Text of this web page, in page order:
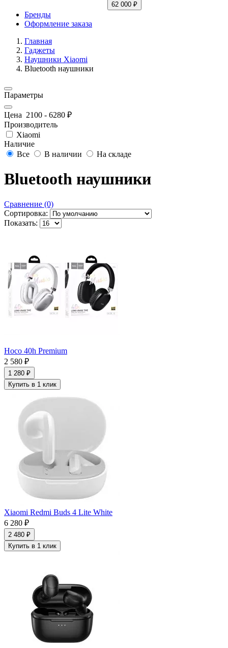
62 000 ₽
Бренды
Оформление заказа
Главная
Гаджеты
Наушники Xiaomi
Bluetooth наушники
Параметры
Цена 2100 - 6280 ₽
Производитель
Xiaomi
Наличие
Все
В наличии На складе
Bluetooth наушники
Сравнение (0)
Сортировка:
Показать:
Hoco 40h Premium
2 580 ₽
1 280 ₽
Купить в 1 клик
Xiaomi Redmi Buds 4 Lite White
6 280 ₽
2 480 ₽
Купить в 1 клик